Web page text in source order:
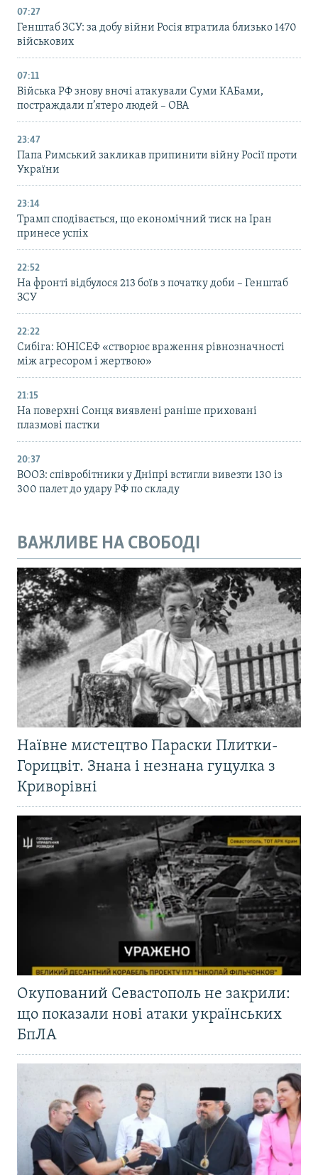
07:27
Генштаб ЗСУ: за добу війни Росія втратила близько 1470
військових
07:11
Війська РФ знову вночі атакували Суми КАБами,
постраждали п’ятеро людей – ОВА
23:47
Папа Римський закликав припинити війну Росії проти
України
23:14
Трамп сподівається, що економічний тиск на Іран
принесе успіх
22:52
На фронті відбулося 213 боїв з початку доби – Генштаб
ЗСУ
22:22
Сибіга: ЮНІСЕФ «створює враження рівнозначності
між агресором і жертвою»
21:15
На поверхні Сонця виявлені раніше приховані
плазмові пастки
20:37
ВООЗ: співробітники у Дніпрі встигли вивезти 130 із
300 палет до удару РФ по складу
ВАЖЛИВЕ НА СВОБОДІ
Наївне мистецтво Параски Плитки-
Горицвіт. Знана і незнана гуцулка з
Криворівні
Окупований Севастополь не закрили:
що показали нові атаки українських
БпЛА